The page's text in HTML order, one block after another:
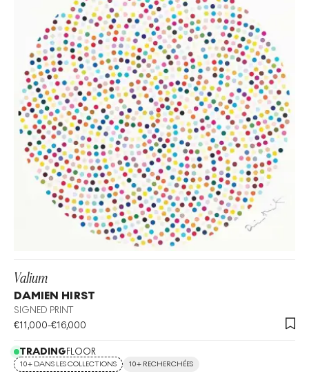
Valium
DAMIEN HIRST
SIGNED PRINT
€11,000-€16,000
TRADINGFLOOR
10+ DANS LES COLLECTIONS 10+ RECHERCHÉES